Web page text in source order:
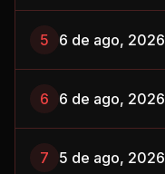
5 6 de ago, 2026
6 6 de ago, 2026
7 5 de ago, 2026